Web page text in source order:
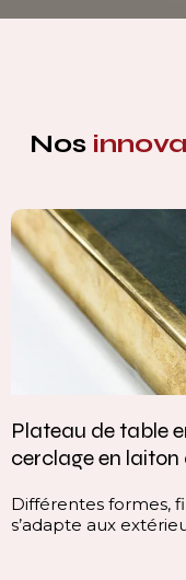
Nos
Plateau de table
cerclage en laiton
Différentes formes,
s’adapte aux